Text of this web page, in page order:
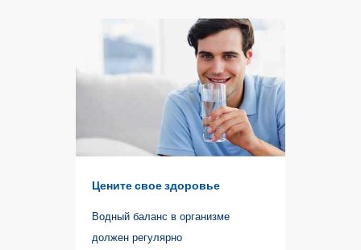
Цените свое здоровье
Водный баланс в организме
должен регулярно